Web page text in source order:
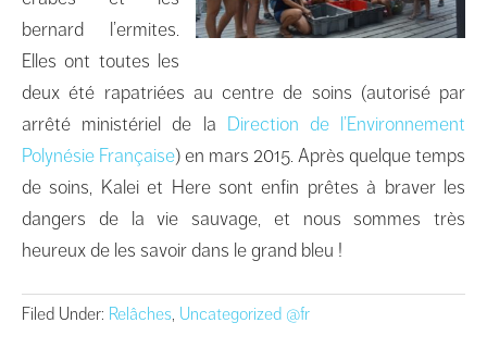
bernard l’ermites.
Elles ont toutes les
deux été rapatriées au centre de soins (autorisé par
arrêté ministériel de la Direction de l’Environnement
Polynésie Française) en mars 2015. Après quelque temps
de soins, Kalei et Here sont enfin prêtes à braver les
dangers de la vie sauvage, et nous sommes très
heureux de les savoir dans le grand bleu !
Filed Under: Relâches, Uncategorized @fr